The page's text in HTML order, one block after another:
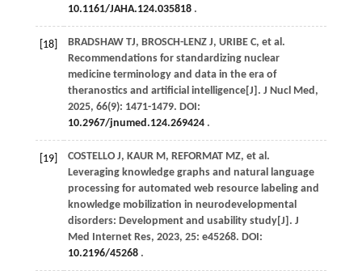
10.1161/JAHA.124.035818.
[18] BRADSHAW TJ, BROSCH-LENZ J, URIBE C, et al .
Recommendations for standardizing nuclear
medicine terminology and data in the era of
theranostics and artificial intelligence[J]. J Nucl Med ,
2025, 66(9): 1471-1479. DOI:
10.2967/jnumed.124.269424.
[19] COSTELLO J, KAUR M , REFORMAT MZ, et al .
Leveraging knowledge graphs and natural language
processing for automated web resource labeling and
knowledge mobilization in neurodevelopmental
disorders: Development and usability study[J]. J
Med Internet Res, 2023, 25: e45268. DOI:
10.2196/45268.